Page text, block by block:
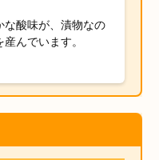
な酸味が、漬物なの
んでいます。